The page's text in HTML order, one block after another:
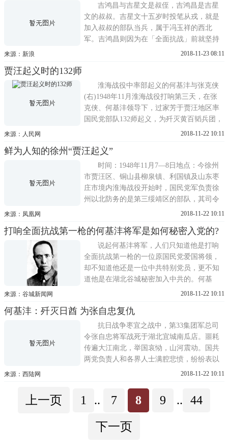
因为在1937年7月7日爆发的卢沟桥事变中，
他作为坚守宛平的驻军团长，
吉鸿昌与吉星文是叔侄，吉鸿昌是吉星
文的叔叔。吉星文十五岁时投笔从戎，就是
加入叔叔的部队当兵，属于冯玉祥的西北
军。吉鸿昌则因为在「全面抗战」前就坚持
抗日，1934年被国民党政府以「违反国策」
多数台湾人熟知，主因是他打响了卢沟桥的
第一枪，开启了全民族抗
来源：新浪 2018-11-23 08:11
贾汪起义时的132师
淮海战役中率部起义的何基沣与张克侠
(右)1948年11月淮海战役打响第三天，在张
克侠、何基沣领导下，过家芳于贾汪地区率
国民党部队132师起义，为歼灭黄百韬兵团，
顺利实现中共中央军委淮海战役第一阶段的
控制132师1946年解放战争爆发前，国民党军
队进行整编，第三绥靖区77军长何基沣因剿
匪不力被蒋介石明
来源：人民网 2018-11-22 10:11
鲜为人知的徐州“贾汪起义”
时间：1948年11月7—8日地点：今徐州
市贾汪区、铜山县柳泉镇、利国镇及山东枣
庄市境内淮海战役开始时，国民党军负责徐
州以北防务的是第三绥靖区的部队，其司令
部驻徐州，而前进指挥所设在贾汪。副司令
只有2个军，计4个师12个团。其中，第59军
军部及所属180师也驻扎在贾汪，38师驻台儿
庄(山东枣庄市境内
来源：凤凰网 2018-11-22 10:11
打响全面抗战第一枪的何基沣将军是如何秘密入党的?
说起何基沣将军，人们只知道他是打响
全面抗战第一枪的一位原国民党爱国将领，
却不知道他还是一位中共特别党员，更不知
道他是在湖北谷城秘密加入中共的。何基
沣，河北藁城县人，1898年10月生，早年在
元部37师110旅旅长，驻守北平芦沟桥附近。
七七事变中，何基沣率部打响了中国人民全
面抗战第一枪。当时
来源：谷城新闻网 2018-11-22 10:11
何基沣：歼灭日酋 为张自忠复仇
抗日战争枣宜之战中，第33集团军总司
令张自忠将军战死于湖北宜城南瓜店。噩耗
传遍大江南北，举国哀恸，山河震动。国共
两党负责人和各界人士满腔悲愤，纷纷表以
诗词、挽联、祭文。毛泽东题词尽忠报国。
枣，伟哉将军，精神不死;打到鸭绿江，建设
新中国，责在朝野，团结图存。李宗仁将军
来源：西陆网 2018-11-22 10:11
上一页 1 .. 7 8 9 ..
44
下一页